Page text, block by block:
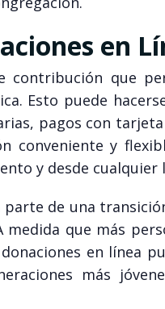
en
contribución que
Esto puede
pagos con
conveniente y
y desde cualquier
de una
que más
en línea
más